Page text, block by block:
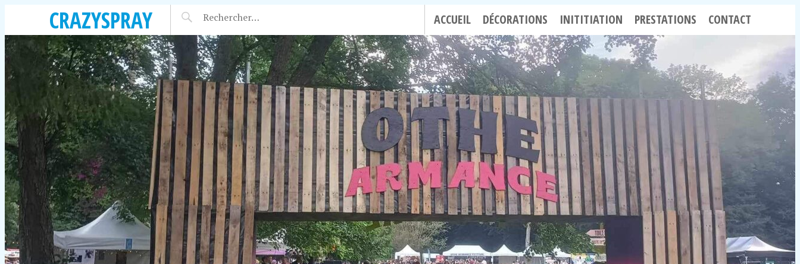
CRAZYSPRAY ACCUEIL DÉCORATIONS INITITIATION PRESTATIONS CONTACT